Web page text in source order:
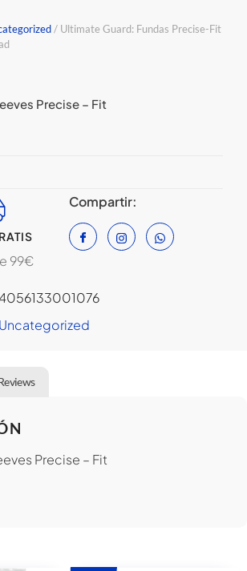
/ Ultimate Guard: Fundas Precise-Fit
Precise – Fit
99€
Compartir:
Uncategorized
Precise – Fit